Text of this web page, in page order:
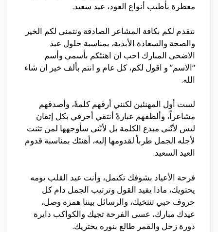
معطرة بأطيب أنواع العود، عيد سعيد.
نتقدم لكم بكافة المشاعر الصادقة ونتمنى لكم الخير
والصحة والسعادة الأبدية، بمناسبة حلول عيد
الاضحى المبارك احب ان اهنئكم بأسمي وأسم
“الاسم” و اقول لكم، كل عام و انتم بألف خير ان شاء
الله.
لست أول المهنئين لكنني أرقهم كلمةً، وأصدقهم
مشاعراً، وألطفهم عبارةً أنتقي أحرفي بكل إتقان
ليس لأنّني مبدع الكلمة بل لأنّني سأوجهها لمن تثنت
لأجله الجمل طرباً لقدومها إليه، أهنئك بمناسبة قدوم
العيد السعيد.
فرحة الأعياد بشوفك تكتمل، وأنت عيد القلب يومه
يحتويك، ماذا يفيد القول وترتيب الجمل دام كل
حروف حبي تنتخيك، والرسائل بيننا همزة وصل،
عيدك مبارك، عسى الفرحة تجيك والكواكب دايرة
دورة زحل والقمر طالع بنوره يحتريك.